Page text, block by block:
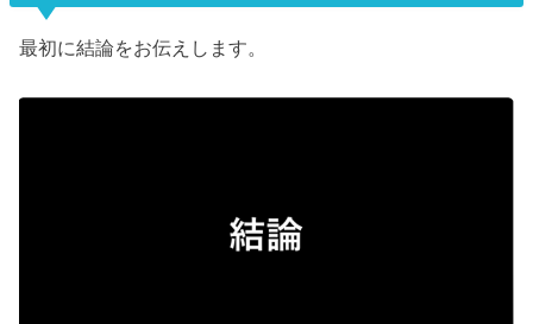
最初に結論をお伝えします。